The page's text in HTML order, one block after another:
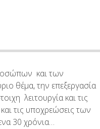
και των
θέμα, την επεξεργασία
λειτουργία και τις
τις υποχρεώσεις των
30 χρόνια…